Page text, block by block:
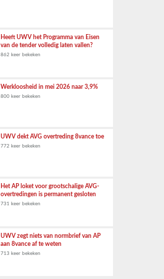
Heeft UWV het Programma van Eisen
van de tender volledig laten vallen?
862 keer bekeken
Werkloosheid in mei 2026 naar 3,9%
800 keer bekeken
UWV dekt AVG overtreding 8vance toe
772 keer bekeken
Het AP loket voor grootschalige AVG-
overtredingen is permanent gesloten
731 keer bekeken
UWV zegt niets van normbrief van AP
aan 8vance af te weten
713 keer bekeken